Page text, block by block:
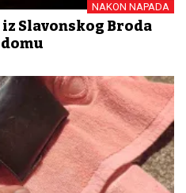
NAKON NAPADA
Slavonskog Broda